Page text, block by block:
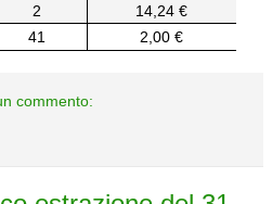
2
14,24 €
41 2,00 €
commento: